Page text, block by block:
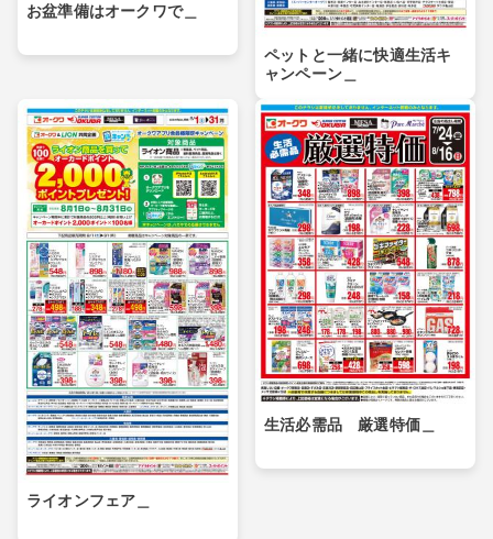
お盆準備はオークワで＿
ペットと一緒に快適生活キ
ャンペーン＿
ライオンフェア＿
生活必需品 厳選特価＿